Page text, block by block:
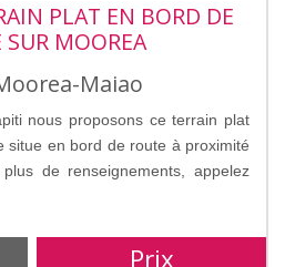
PLAT EN BORD DE
SUR MOOREA
Maiao
nous proposons ce terrain plat
situe en bord de route à proximité
de renseignements, appelez
Prix